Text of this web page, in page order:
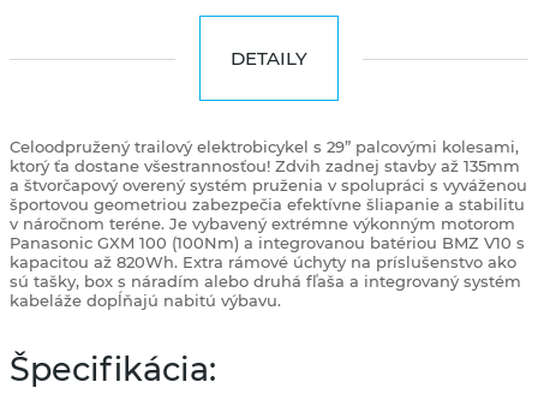
DETAILY
Celoodpružený trailový elektrobicykel s 29” palcovými kolesami,
ktorý ťa dostane všestrannosťou! Zdvih zadnej stavby až 135mm
a štvorčapový overený systém pruženia v spolupráci s vyváženou
športovou geometriou zabezpečia efektívne šliapanie a stabilitu
v náročnom teréne. Je vybavený extrémne výkonným motorom
Panasonic GXM 100 (100Nm) a integrovanou batériou BMZ V10 s
kapacitou až 820Wh. Extra rámové úchyty na príslušenstvo ako
sú tašky, box s náradím alebo druhá fľaša a integrovaný systém
kabeláže dopĺňajú nabitú výbavu.
Špecifikácia: